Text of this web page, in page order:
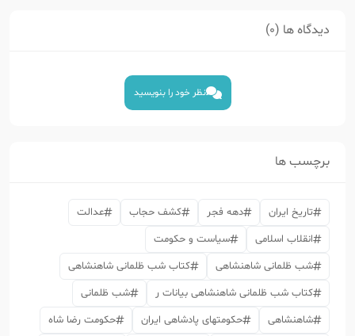
دیدگاه ها (0)
نظر خود را بنویسید
برچسب ها
تاریخ ایران دهه فجر کشف حجاب
عدالت
انقلاب اسلامی
سیاست و حکومت
شب ظلمانی شاهنشاهی
کتاب شب ظلمانی شاهنشاهی
کتاب شب ظلمانی شاهنشاهی بیانات ر
شب ظلمانی
شاهنشاهی
حکومتهای پادشاهی ایران
حکومت رضا شاه